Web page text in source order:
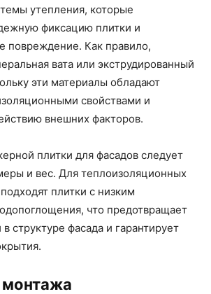
утепления, которые
фиксацию плитки и
повреждение. Как правило,
вата или экструдированный
эти материалы обладают
свойствами и
внешних факторов.
плитки для фасадов следует
и вес. Для теплоизоляционных
плитки с низким
что предотвращает
структуре фасада и гарантирует
монтажа